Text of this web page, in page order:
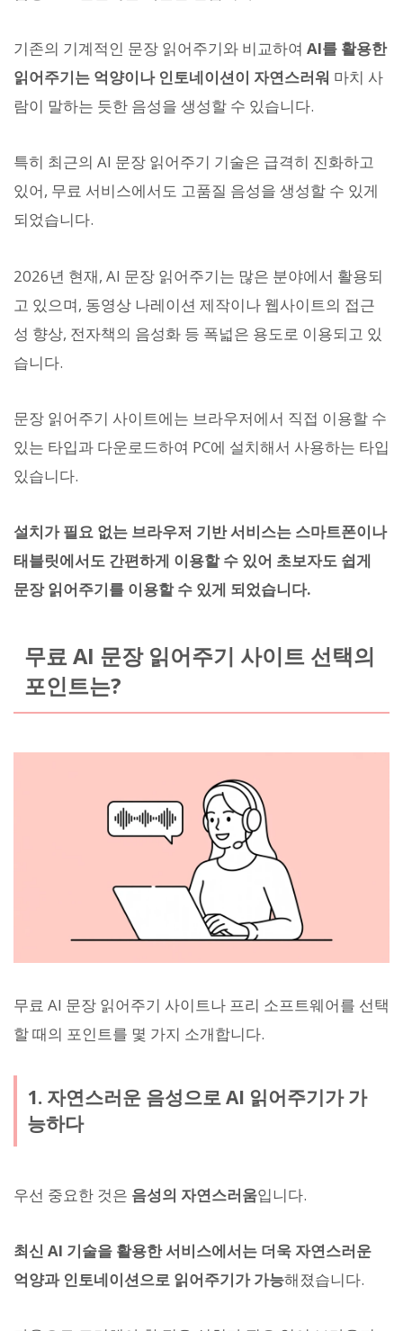
기존의 기계적인 문장 읽어주기와 비교하여 AI를 활용한
읽어주기는 억양이나 인토네이션이 자연스러워 마치 사
람이 말하는 듯한 음성을 생성할 수 있습니다.
특히 최근의 AI 문장 읽어주기 기술은 급격히 진화하고
있어, 무료 서비스에서도 고품질 음성을 생성할 수 있게
되었습니다.
2026년 현재, AI 문장 읽어주기는 많은 분야에서 활용되
고 있으며, 동영상 나레이션 제작이나 웹사이트의 접근
성 향상, 전자책의 음성화 등 폭넓은 용도로 이용되고 있
습니다.
문장 읽어주기 사이트에는 브라우저에서 직접 이용할 수
있는 타입과 다운로드하여 PC에 설치해서 사용하는 타입
있습니다.
설치가 필요 없는 브라우저 기반 서비스는 스마트폰이나
태블릿에서도 간편하게 이용할 수 있어 초보자도 쉽게
문장 읽어주기를 이용할 수 있게 되었습니다.
무료 AI 문장 읽어주기 사이트 선택의
포인트는?
무료 AI 문장 읽어주기 사이트나 프리 소프트웨어를 선택
할 때의 포인트를 몇 가지 소개합니다.
1. 자연스러운 음성으로 AI 읽어주기가 가
능하다
우선 중요한 것은 음성의 자연스러움입니다.
최신 AI 기술을 활용한 서비스에서는 더욱 자연스러운
억양과 인토네이션으로 읽어주기가 가능해졌습니다.